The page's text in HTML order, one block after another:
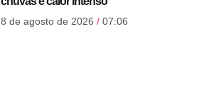
8 de agosto de 2026 07:06